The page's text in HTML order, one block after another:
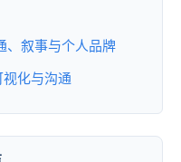
叙事与个人品牌
化与沟通